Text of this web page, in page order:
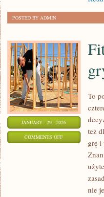
POSTED BY ADMIN
JANUARY - 29 - 2026
COMMENTS OFFON
PRZYGOTOWANIE
To
też
grę i
nie